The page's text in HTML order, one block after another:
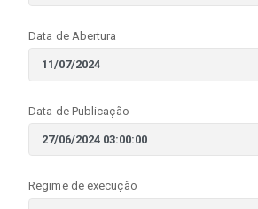
Data de Abertura
Data de Publicação
Regime de execução